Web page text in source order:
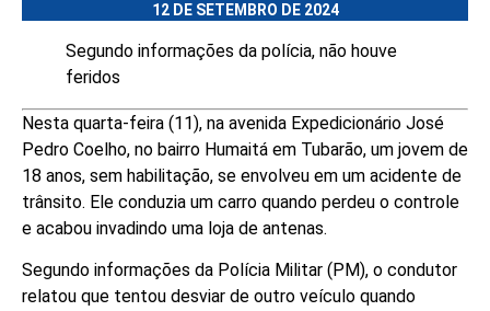
12 DE SETEMBRO DE 2024
Segundo informações da polícia, não houve
feridos
Nesta quarta-feira (11), na avenida Expedicionário José
Pedro Coelho, no bairro Humaitá em Tubarão, um jovem de
18 anos, sem habilitação, se envolveu em um acidente de
trânsito. Ele conduzia um carro quando perdeu o controle
e acabou invadindo uma loja de antenas.
Segundo informações da Polícia Militar (PM), o condutor
relatou que tentou desviar de outro veículo quando